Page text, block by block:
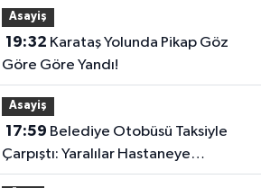
Asayiş
19:32
Göre Göre Yandı!
Asayiş
17:59
Çarpıştı: Yaralılar Hastaneye
Kaldırıldı